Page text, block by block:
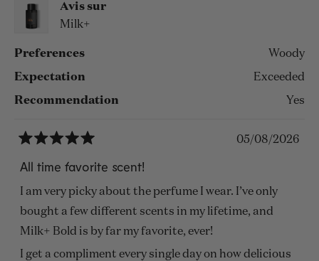
Avis sur
Milk+
Preferences Woody
Expectation Exceeded
Recommendation Yes
5
sur
5
étoiles
05/08/2026
All time favorite scent!
I am very picky about the perfume I wear. I’ve only
bought a few different scents in my lifetime, and
Milk+ Bold is by far my favorite, ever!
I get a compliment every single day on how delicious